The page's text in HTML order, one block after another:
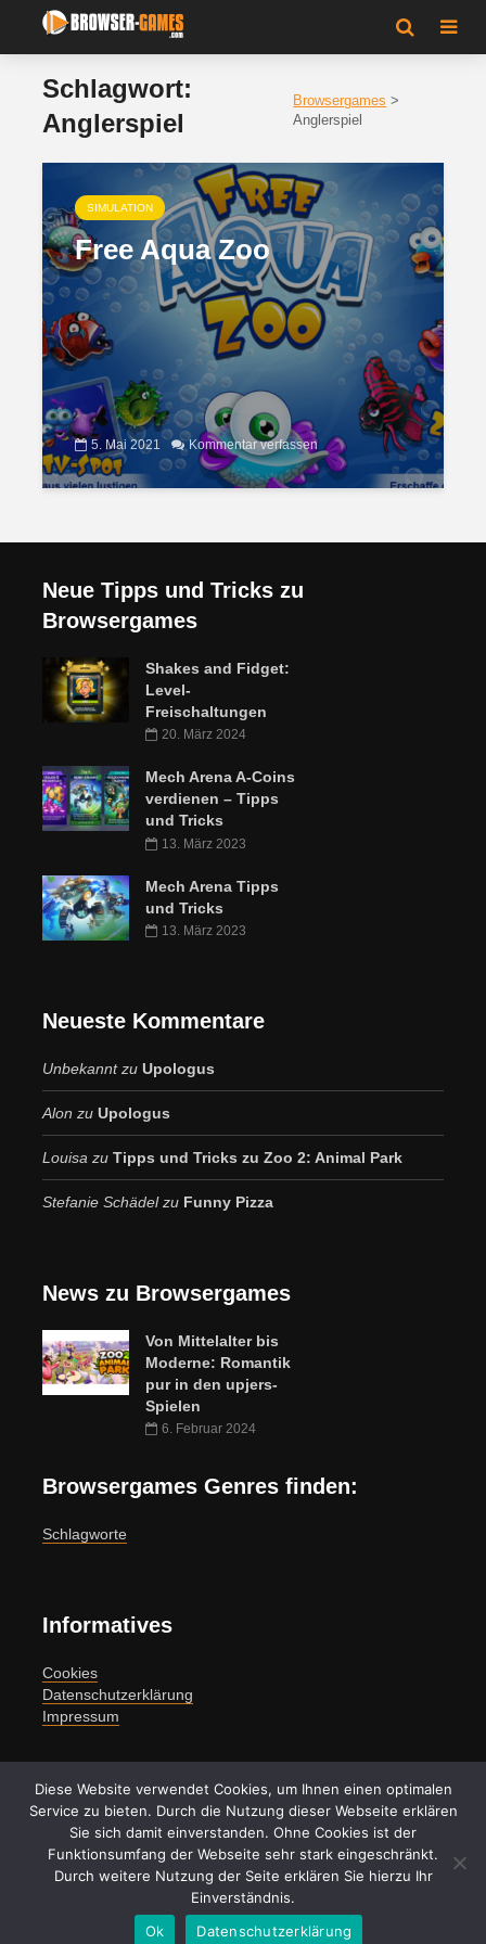
Schlagwort:
Anglerspiel
Browsergames >
Anglerspiel
SIMULATION
Free Aqua Zoo
5. Mai 2021 Kommentar verfassen
Neue Tipps und Tricks zu
Browsergames
Shakes and Fidget:
Level-
Freischaltungen
20. März 2024
Mech Arena A-Coins
verdienen – Tipps
und Tricks
13. März 2023
Mech Arena Tipps
und Tricks
13. März 2023
Neueste Kommentare
Unbekanntzu Upologus
Alon zu Upologus
Louisa zu Tipps und Tricks zu Zoo 2: Animal Park
Stefanie Schädelzu Funny Pizza
News zu Browsergames
Von Mittelalter bis
Moderne: Romantik
pur in den upjers-
Spielen
6. Februar 2024
Browsergames Genres finden:
Schlagworte
Informatives
Cookies
Datenschutzerklärung
Impressum
Copyright © 2026 by Browser-Games.com
Diese Website verwendet Cookies, um Ihnen einen optimalen
Service zu bieten. Durch die Nutzung dieser Webseite erklären
Sie sich damit einverstanden. Ohne Cookies ist der
Funktionsumfang der Webseite sehr stark eingeschränkt.
Durch weitere Nutzung der Seite erklären Sie hierzu Ihr
Einverständnis.
Ok
Datenschutzerklärung